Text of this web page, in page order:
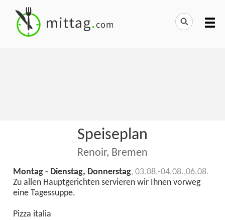
Speiseplan
Renoir, Bremen
Montag - Dienstag, Donnerstag, 03.08.-04.08.,06.08.
Zu allen Hauptgerichten servieren wir Ihnen vorweg
eine Tagessuppe.
Pizza italia